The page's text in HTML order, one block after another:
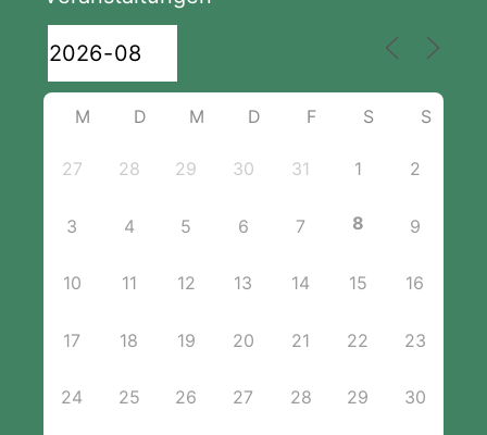
M D M D F S S
27 28 29 30 31 1 2
3 4 5 6 7 8 9
10 11 12 13 14 15 16
17 18 19 20 21 22 23
24 25 26 27 28 29 30